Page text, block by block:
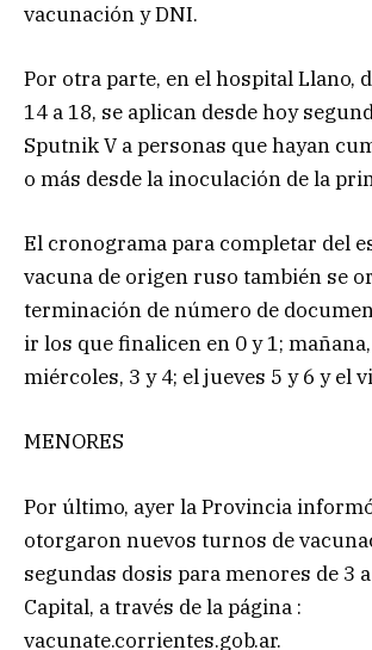
vacunación y DNI.
Por otra parte, en el hospital Llano,
14 a 18, se aplican desde hoy
Sputnik V a personas que hayan
o más desde la inoculación de la
El cronograma para completar del
vacuna de origen ruso también se
terminación de número de
ir los que finalicen en 0 y 1;
miércoles, 3 y 4; el jueves 5 y 6 y el
MENORES
Por último, ayer la Provincia
otorgaron nuevos turnos de
segundas dosis para menores de 3
Capital, a través de la página :
vacunate.corrientes.gob.ar.